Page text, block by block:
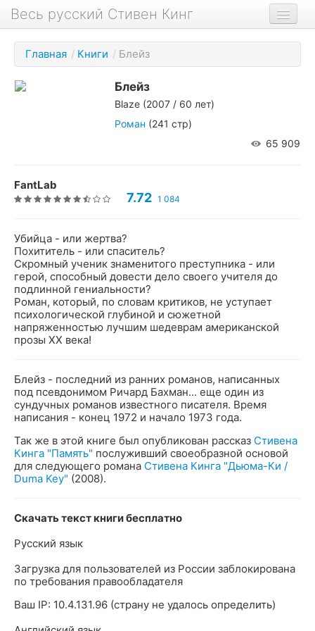
Весь русский Стивен Кинг
Книги
Фильмы
Аудиокниги
О проекте
Главная / Книги / Блейз
Блейз
Blaze (2007 / 60 лет)
Роман (241 стр)
65 909
FantLab
7.72 1 084
Убийца - или жертва?
Похититель - или спаситель?
Скромный ученик знаменитого преступника - или
герой, способный довести дело своего учителя до
подлинной гениальности?
Роман, который, по словам критиков, не уступает
психологической глубиной и сюжетной
напряженностью лучшим шедеврам американской
прозы XX века!
Блейз - последний из ранних романов, написанных
под псевдонимом Ричард Бахман... еще один из
сундучных романов известного писателя. Время
написания - конец 1972 и начало 1973 года.
Так же в этой книге был опубликован рассказ Стивена
Кинга "Память" послуживший своеобразной основой
для следующего романа Стивена Кинга "Дьюма-Ки /
Duma Key" (2008).
Скачать текст книги бесплатно
Русский язык
Загрузка для пользователей из России заблокирована
по требования правообладателя
Ваш IP: 10.4.131.96 (страну не удалось определить)